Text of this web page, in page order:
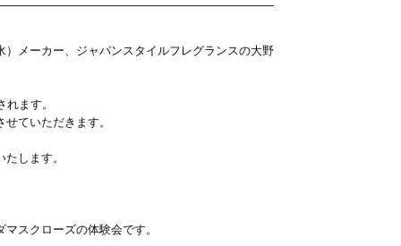
メーカー、ジャパンスタイルフレグランスの大野
ます。
ていただきます。
します。
スクローズの体験会です。